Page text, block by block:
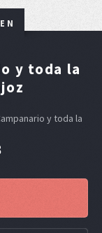
y toda la
y toda la